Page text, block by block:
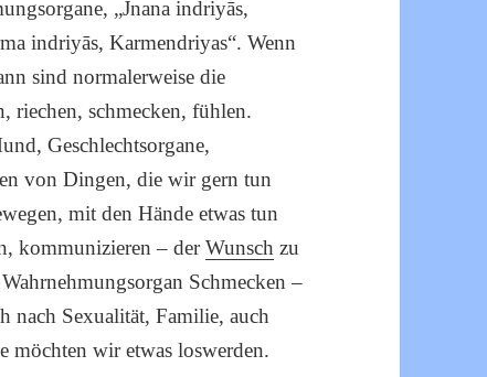
„Jnana indriyās,
indriyās, Karmendriyas“. Wenn
sind normalerweise die
riechen, schmecken, fühlen.
Geschlechtsorgane,
von Dingen, die wir gern tun
mit den Hände etwas tun
kommunizieren – derWunsch zu
Schmecken –
nach Sexualität, Familie, auch
möchten wir etwas loswerden.